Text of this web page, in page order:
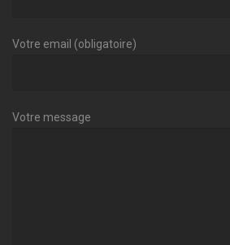
Votre email (obligatoire)
Votre message